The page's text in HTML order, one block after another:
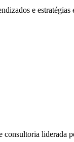
e
liderada